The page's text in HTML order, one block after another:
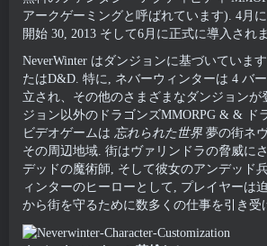
アークゲーミングと呼ばれています). 4月
開始 30, 2013 そして6月に正式に導入され
NeverWinter はダンジョンに基づいていま
たはD&D. 特に, ネバーウィンターは 4 バ
立され、その他のさまざまなダンジョン
ジョン以外のドラゴンズMMORPG & & ド
ビデオゲームは 忘れられた世界 夢の街ネ
その周辺地域. 街はヴァリンドラの脅威に
デッドの魔術師, そして彼女のアンデッド
ィンターのヒーローとして, プレイヤーは
から街を守るために数多くの仕事を引き受